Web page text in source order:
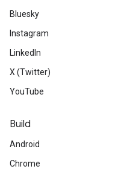
Bluesky
Instagram
LinkedIn
X (Twitter)
YouTube
Build
Android
Chrome